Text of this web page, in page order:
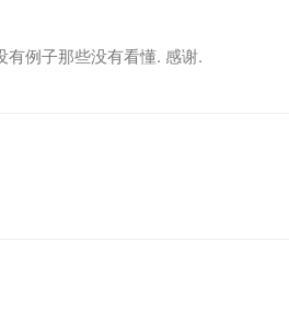
例子那些没有看懂. 感谢.